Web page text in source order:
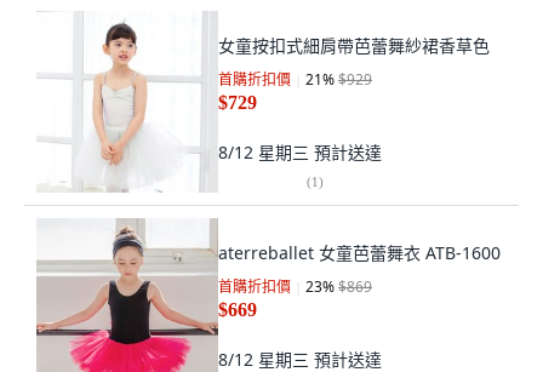
女童按扣式細肩帶芭蕾舞紗裙香草色
首購折扣價 21%$929
$729
8/12 星期三 預計送達
(1)
aterreballet 女童芭蕾舞衣 ATB-1600
首購折扣價 23%$869
$669
8/12 星期三 預計送達